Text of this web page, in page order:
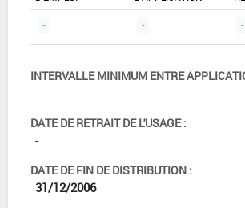
- - -
INTERVALLE MINIMUM ENTRE
-
DATE DE RETRAIT DE L'USAGE :
-
DATE DE FIN DE DISTRIBUTION :
31/12/2006